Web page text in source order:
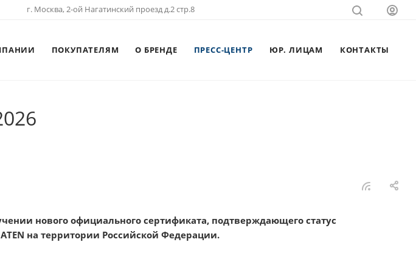
г. Москва, 2-ой Нагатинский проезд д.2 стр.8
ПОКУПАТЕЛЯМ О БРЕНДЕ ПРЕСС-ЦЕНТР ЮР. ЛИЦАМ КОНТАКТЫ
нового официального сертификата, подтверждающего статус
на территории Российской Федерации.